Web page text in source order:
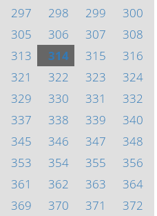
297 298 299
300
305 306 307
308
313 314 315
316
321 322 323
324
329 330 331
332
337 338 339
340
345 346 347
348
353 354 355
356
361 362 363
364
369 370 371 372